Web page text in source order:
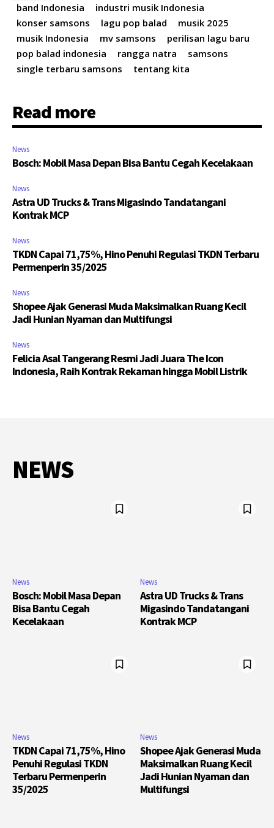
band Indonesia
industri musik Indonesia
konser samsons
lagu pop balad
musik 2025
musik Indonesia
mv samsons
perilisan lagu baru
pop balad indonesia
rangga natra
samsons
single terbaru samsons
tentang kita
Read more
News
Bosch: Mobil Masa Depan Bisa Bantu Cegah Kecelakaan
News
Astra UD Trucks & Trans Migasindo Tandatangani
Kontrak MCP
News
TKDN Capai 71,75%, Hino Penuhi Regulasi TKDN Terbaru
Permenperin 35/2025
News
Shopee Ajak Generasi Muda Maksimalkan Ruang Kecil
Jadi Hunian Nyaman dan Multifungsi
News
Felicia Asal Tangerang Resmi Jadi Juara The Icon
Indonesia, Raih Kontrak Rekaman hingga Mobil Listrik
NEWS
News
Bosch: Mobil Masa Depan
Bisa Bantu Cegah
Kecelakaan
News
Astra UD Trucks & Trans
Migasindo Tandatangani
Kontrak MCP
News
TKDN Capai 71,75%, Hino
Penuhi Regulasi TKDN
Terbaru Permenperin
35/2025
News
Shopee Ajak Generasi Muda
Maksimalkan Ruang Kecil
Jadi Hunian Nyaman dan
Multifungsi